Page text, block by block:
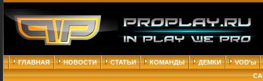
ГЛАВНАЯ НОВОСТИ СТАТЬИ КОМАНДЫ ДЕМКИ
VOD'ы